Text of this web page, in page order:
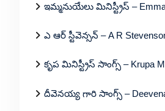
ఇమ్మనుయేలు మినిస్ట్రీస్ –
ఎ ఆర్ స్టీవెన్సన్ – A R
కృప మినిస్ట్రీస్ సాంగ్స్ – Krupa
దీవెనయ్య గారి సాంగ్స్ –